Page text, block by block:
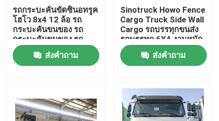
เกี่ยวกับเรา
ทัวร์โรงงาน
ควบคุมคุณภาพ
ติดต่อเรา
รถกระบะคันขัดซินอทรูค
โฮโว 8x4 12 ล้อ รถ
กระบะคันขนของ รถ
กระบะคันขนของ รถ
กระบะ
ส่งคำถาม
Sinotruck Howo Fence
Cargo Truck Side Wall
Cargo รถบรรทุกขนส่ง
รถบรรทุก 6X4 งานหนัก
380hp
ส่งคำถาม